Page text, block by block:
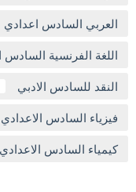
العربي السادس اعدادي
اللغة الفرنسية السادس
النقد للسادس الادبي
فيزياء السادس الاعدادي
كيمياء السادس الاعدادي